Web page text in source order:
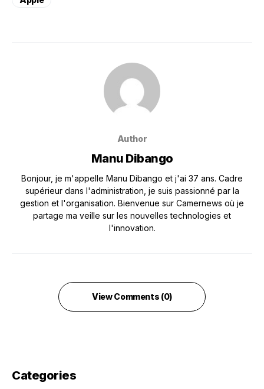
Author
Manu Dibango
Bonjour, je m'appelle Manu Dibango et j'ai 37 ans. Cadre
supérieur dans l'administration, je suis passionné par la
gestion et l'organisation. Bienvenue sur Camernews où je
partage ma veille sur les nouvelles technologies et
l'innovation.
View Comments (0)
Categories